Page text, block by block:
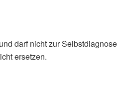
darf nicht zur
ersetzen.